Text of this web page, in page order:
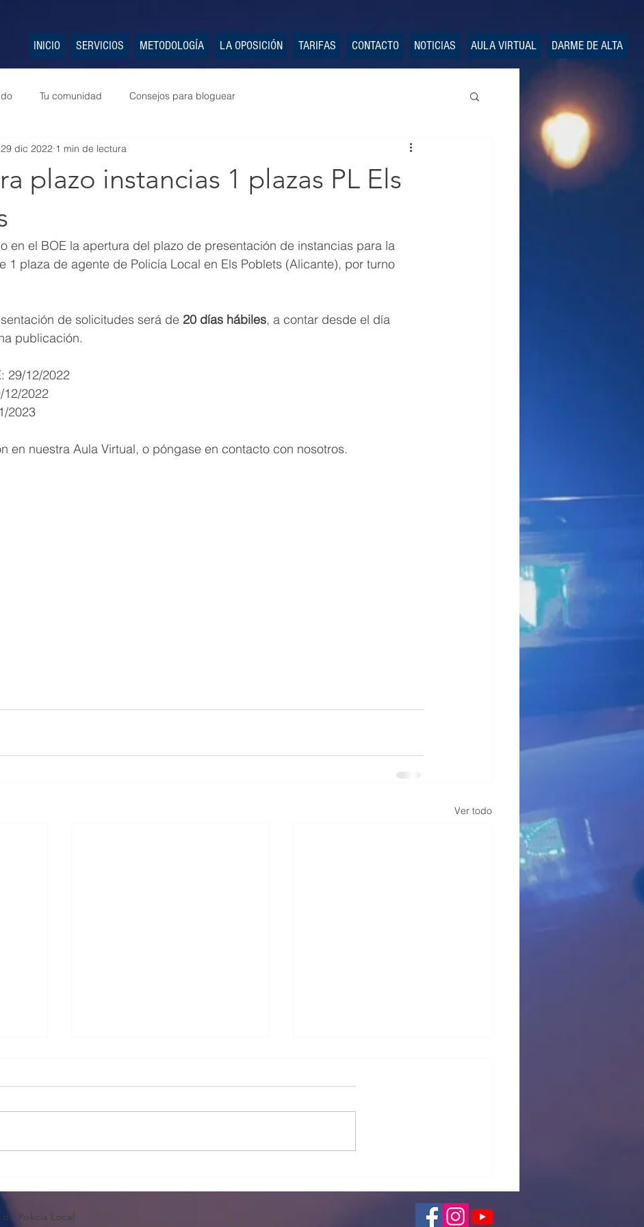
INICIO SERVICIOS METODOLOGÍA LA OPOSICIÓN TARIFAS CONTACTO NOTICIAS AULA VIRTUAL DARME DE ALTA
Tu comunidad Consejos para bloguear
plazo instancias 1 plazas PL Els
29 dic 2022 1 min de lectura
en el BOE la apertura del plazo de presentación de instancias para la
1 plaza de agente de Policía Local en Els Poblets (Alicante), por turno
de solicitudes será de 20 días hábiles, a contar desde el día
publicación.
29/12/2022
12/2022
2023
en nuestra Aula Virtual, o póngase en contacto con nosotros.
Ver todo
Lista provisional Pl Tous
de Policía Local